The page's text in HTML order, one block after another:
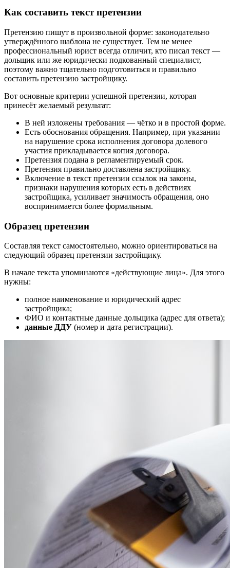
Как составить текст претензии
Претензию пишут в произвольной форме: законодательно
утверждённого шаблона не существует. Тем не менее
профессиональный юрист всегда отличит, кто писал текст —
дольщик или же юридически подкованный специалист,
поэтому важно тщательно подготовиться и правильно
составить претензию застройщику.
Вот основные критерии успешной претензии, которая
принесёт желаемый результат:
В ней изложены требования — чётко и в простой форме.
Есть обоснования обращения. Например, при указании
на нарушение срока исполнения договора долевого
участия прикладывается копия договора.
Претензия подана в регламентируемый срок.
Претензия правильно доставлена застройщику.
Включение в текст претензии ссылок на законы,
признаки нарушения которых есть в действиях
застройщика, усиливает значимость обращения, оно
воспринимается более формальным.
Образец претензии
Составляя текст самостоятельно, можно ориентироваться на
следующий образец претензии застройщику.
В начале текста упоминаются «действующие лица». Для этого
нужны:
полное наименование и юридический адрес
застройщика;
ФИО и контактные данные дольщика (адрес для ответа);
данные ДДУ (номер и дата регистрации).